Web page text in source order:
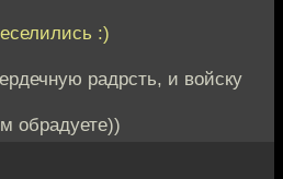
:)
радрсть, и войску
обрадуете))